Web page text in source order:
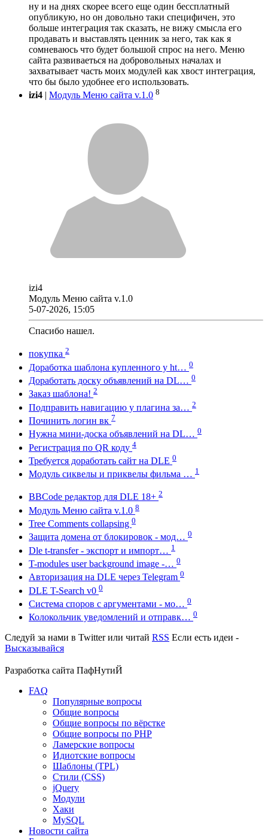
ну и на днях скорее всего еще один бессплатный
опубликую, но он довольно таки специфичен, это
больше интеграция так сказать, не вижу смысла его
продавать и выставлять ценник за него, так как я
сомневаюсь что будет большой спрос на него. Меню
сайта развиваеться на добровольных началах и
захватывает часть моих модулей как хвост интеграция,
что бы было удобнее его использовать.
izi4 | Модуль Меню сайта v.1.0 8
izi4
Модуль Меню сайта v.1.0
5-07-2026, 15:05
Спасибо нашел.
покупка 2
Доработка шаблона купленного у ht… 0
Доработать доску объявлений на DL… 0
Заказ шаблона! 2
Подправить навигацию у плагина за… 2
Починить логин вк 7
Нужна мини-доска объявлений на DL… 0
Регистрация по QR коду 4
Требуется доработать сайт на DLE 0
Модуль сиквелы и приквелы фильма … 1
BBCode редактор для DLE 18+ 2
Модуль Меню сайта v.1.0 8
Tree Comments collapsing 0
Защита домена от блокировок - мод… 0
Dle t-transfer - экспорт и импорт… 1
T-modules user background image -… 0
Авторизация на DLE через Telegram 0
DLE T-Search v0 0
Система споров с аргументами - мо… 0
Колокольчик уведомлений и отправк… 0
Следуй за нами в Twitterили читай RSS Если есть идеи -
Высказывайся
Разработка сайта ПафНутиЙ
FAQ
Популярные вопросы
Общие вопросы
Общие вопросы по вёрстке
Общие вопросы по PHP
Ламерские вопросы
Идиотские вопросы
Шаблоны (TPL)
Стили (CSS)
jQuery
Модули
Хаки
MySQL
Новости сайта